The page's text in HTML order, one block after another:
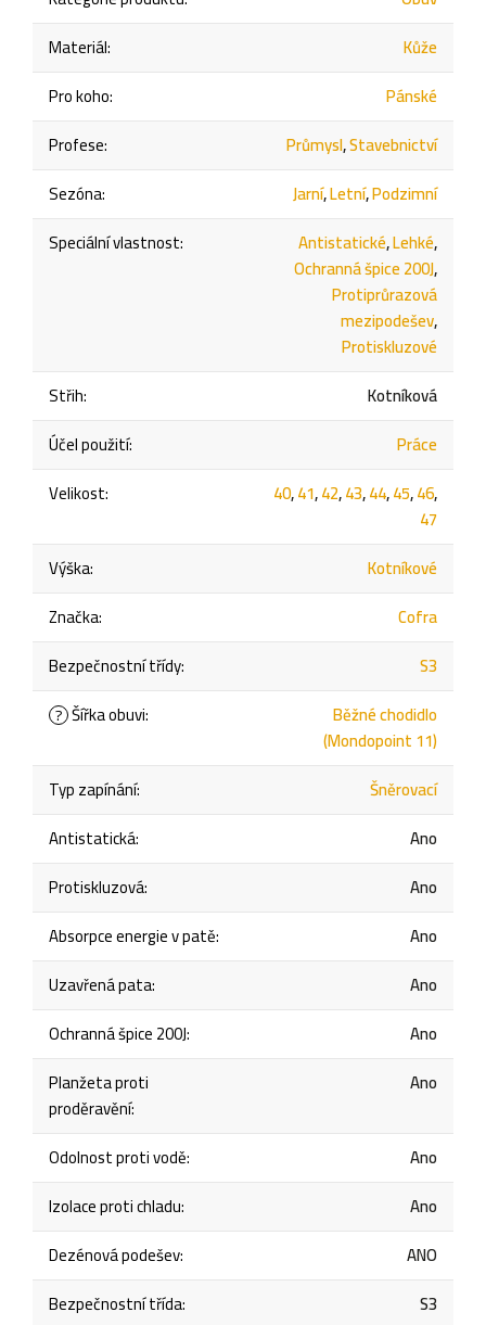
Materiál:
Kůže
Pro koho:
Pánské
Profese: Průmysl,Stavebnictví
Sezóna: Jarní,Letní,Podzimní
Speciální vlastnost: Antistatické,Lehké,
Ochranná špice 200J,
Protiprůrazová
mezipodešev,
Protiskluzové
Střih:
Kotníková
Účel použití:
Práce
Velikost: 40,41,42,43,44,45,46,
47
Výška:
Kotníkové
Značka:
Cofra
Bezpečnostní třídy: S3
? Šířka obuvi:
Běžné chodidlo
(Mondopoint 11)
Typ zapínání:
Šněrovací
Antistatická:
Ano
Protiskluzová:
Ano
Absorpce energie v patě:
Ano
Uzavřená pata:
Ano
Ochranná špice 200J:
Ano
Planžeta proti
proděravění:
Ano
Odolnost proti vodě:
Ano
Izolace proti chladu:
Ano
Dezénová podešev:
ANO
Bezpečnostní třída: S3